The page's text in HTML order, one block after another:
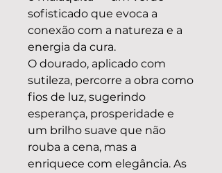
sofisticado que evoca a
conexão com a natureza e a
energia da cura.
O dourado, aplicado com
sutileza, percorre a obra como
fios de luz, sugerindo
esperança, prosperidade e
um brilho suave que não
rouba a cena, mas a
enriquece com elegância. As